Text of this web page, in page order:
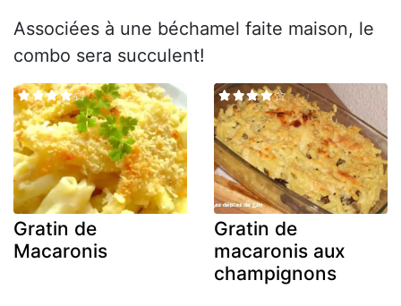
Associées à une béchamel faite maison, le
combo sera succulent!
Gratin de
Macaronis
Gratin de
macaronis aux
champignons